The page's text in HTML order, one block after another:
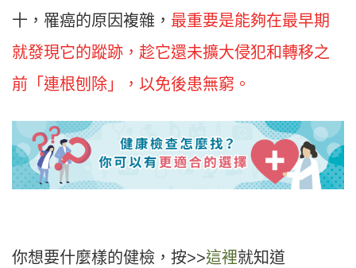
十，罹癌的原因複雜， 最重要是能夠在最早期
就發現它的蹤跡，趁它還未擴大侵犯和轉移之
前「連根刨除」，以免後患無窮。
你想要什麼樣的健檢，按>>這裡就知道